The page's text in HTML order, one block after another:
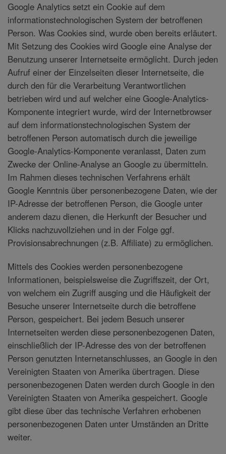
Google Analytics setzt ein Cookie auf dem
informationstechnologischen System der betroffenen
Person. Was Cookies sind, wurde oben bereits erläutert.
Mit Setzung des Cookies wird Google eine Analyse der
Benutzung unserer Internetseite ermöglicht. Durch jeden
Aufruf einer der Einzelseiten dieser Internetseite, die
durch den für die Verarbeitung Verantwortlichen
betrieben wird und auf welcher eine Google-Analytics-
Komponente integriert wurde, wird der Internetbrowser
auf dem informationstechnologischen System der
betroffenen Person automatisch durch die jeweilige
Google-Analytics-Komponente veranlasst, Daten zum
Zwecke der Online-Analyse an Google zu übermitteln.
Im Rahmen dieses technischen Verfahrens erhält
Google Kenntnis über personenbezogene Daten, wie der
IP-Adresse der betroffenen Person, die Google unter
anderem dazu dienen, die Herkunft der Besucher und
Klicks nachzuvollziehen und in der Folge ggf.
Provisionsabrechnungen (z.B. Affiliate) zu ermöglichen.
Mittels des Cookies werden personenbezogene
Informationen, beispielsweise die Zugriffszeit, der Ort,
von welchem ein Zugriff ausging und die Häufigkeit der
Besuche unserer Internetseite durch die betroffene
Person, gespeichert. Bei jedem Besuch unserer
Internetseiten werden diese personenbezogenen Daten,
einschließlich der IP-Adresse des von der betroffenen
Person genutzten Internetanschlusses, an Google in den
Vereinigten Staaten von Amerika übertragen. Diese
personenbezogenen Daten werden durch Google in den
Vereinigten Staaten von Amerika gespeichert. Google
gibt diese über das technische Verfahren erhobenen
personenbezogenen Daten unter Umständen an Dritte
weiter.